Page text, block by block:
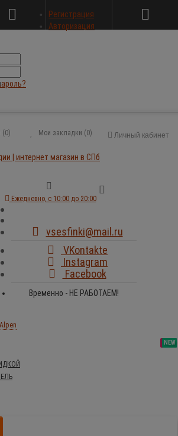
Личный кабинет
Мои закладки (0)
(0)
Ежедневно, с 10:00 до 20:00
vsesfinki@mail.ru
VKontakte
Instagram
Facebook
Временно - НЕ РАБОТАЕМ!
Регистрация
Авторизация
NEW
SALE
NEW
NEW